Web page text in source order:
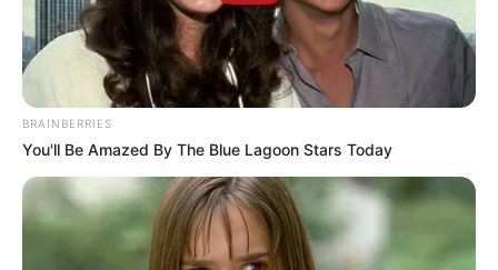
Bányafelügyeleti eljárás indult a Hahót Tőzeg Kft.
ellen
BRAINBERRIES
You'll Be Amazed By The Blue Lagoon Stars Today